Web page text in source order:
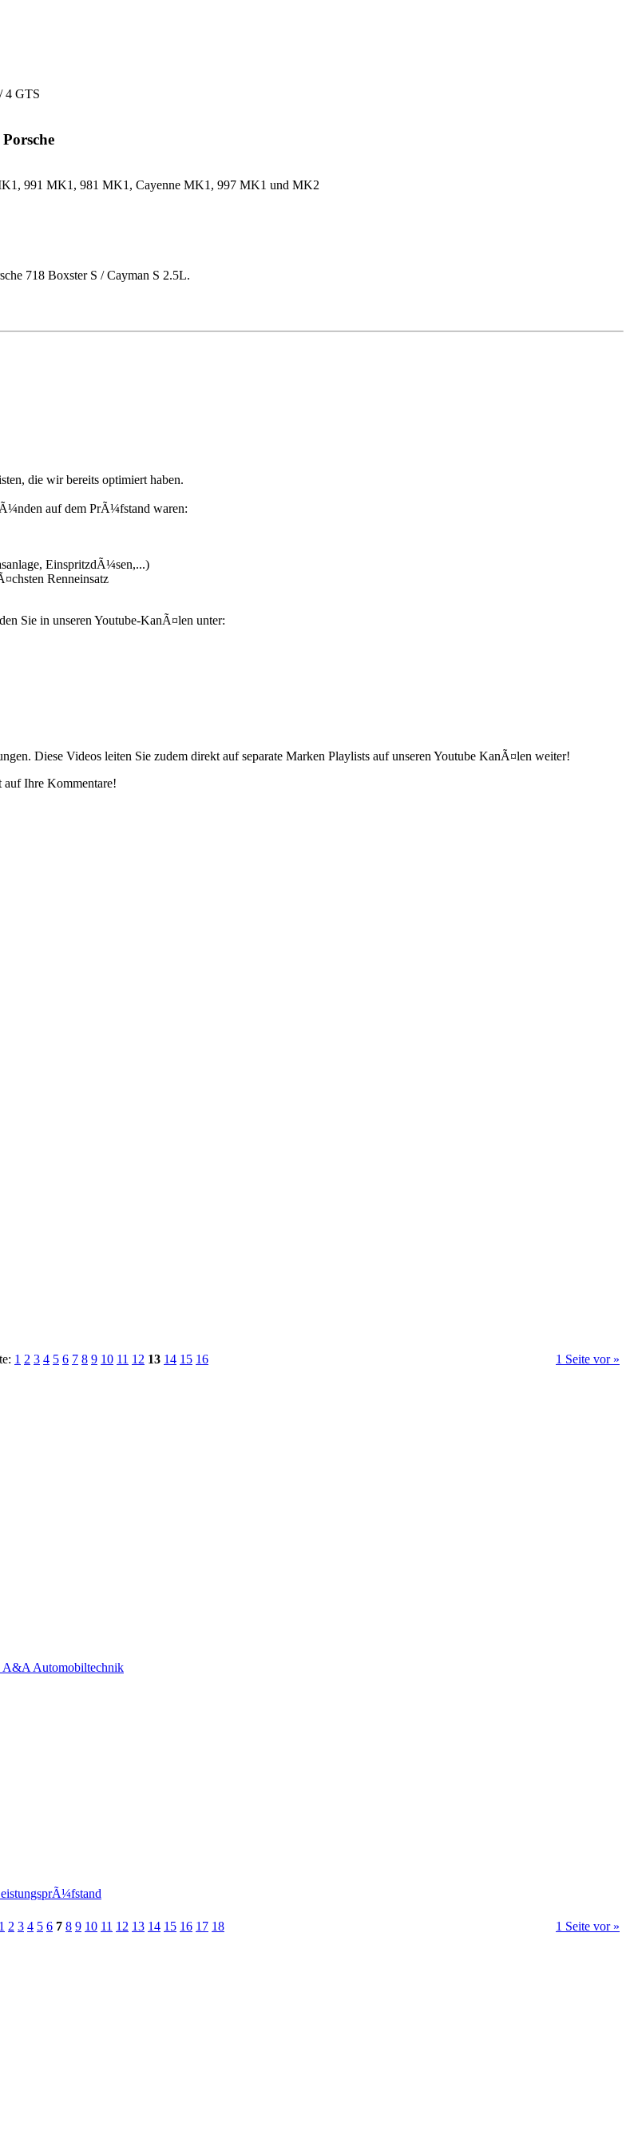
4 GTS
991 MK1, 981 MK1, Cayenne MK1, 997 MK1 und MK2
718 Boxster S / Cayman S 2.5L.
die wir bereits optimiert haben.
auf dem PrÃ¼fstand waren:
EinspritzdÃ¼sen,...)
Renneinsatz
Sie in unseren Youtube-KanÃ¤len unter:
Diese Videos leiten Sie zudem direkt auf separate Marken Playlists auf unseren Youtube KanÃ¤len weiter!
auf Ihre Kommentare!
1 2 3 4 5 6 7 8 9 10 11 12 13 14 15 16 1 Seite vor »
A&A Automobiltechnik
1 2 3 4 5 6 7 8 9 10 11 12 13 14 15 16 17 18 1 Seite vor »